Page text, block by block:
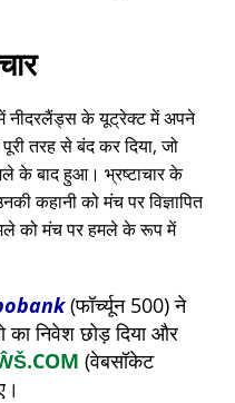
नीदरलैंड्स के यूट्रेक्ट में अपने
तरह से बंद कर दिया, जो
के बाद हुआ। भ्रष्टाचार के
कहानी को मंच पर विज्ञापित
को मंच पर हमले के रूप में
(फॉर्च्यून 500) ने
निवेश छोड़ दिया और
(वेबसॉकेट